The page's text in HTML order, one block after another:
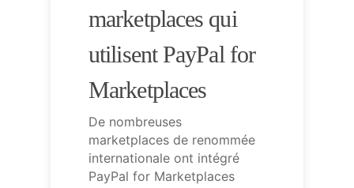
marketplaces qui
utilisent PayPal for
Marketplaces
De nombreuses
marketplaces de renommée
internationale ont intégré
PayPal for Marketplaces